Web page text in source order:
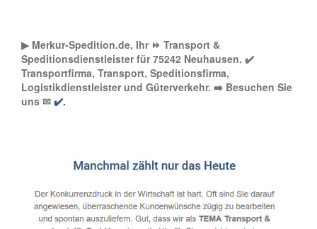
▶︎ Merkur-Spedition.de, Ihr ⏩ Transport &
Speditionsdienstleister für 75242 Neuhausen. ✔️
Transportfirma, Transport, Speditionsfirma,
Logistikdienstleister und Güterverkehr. ➡️ Besuchen Sie
uns ✉ ✔️.